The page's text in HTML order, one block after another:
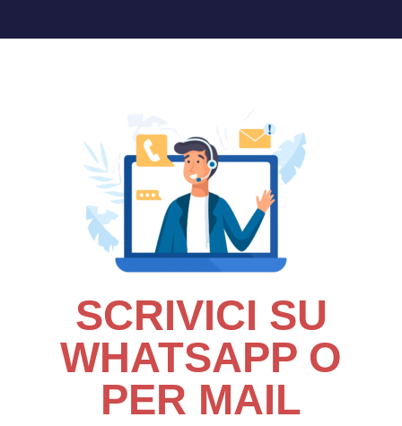
SCRIVICI SU
WHATSAPP O
PER MAIL